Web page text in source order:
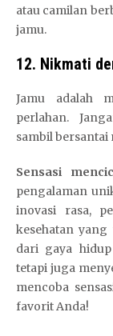
atau camilan
jamu.
12. Nikmati
Jamu adalah
perlahan.
sambil bersantai
Sensasi
pengalaman
inovasi rasa,
kesehatan
dari gaya
tetapi juga
mencoba
favorit Anda!